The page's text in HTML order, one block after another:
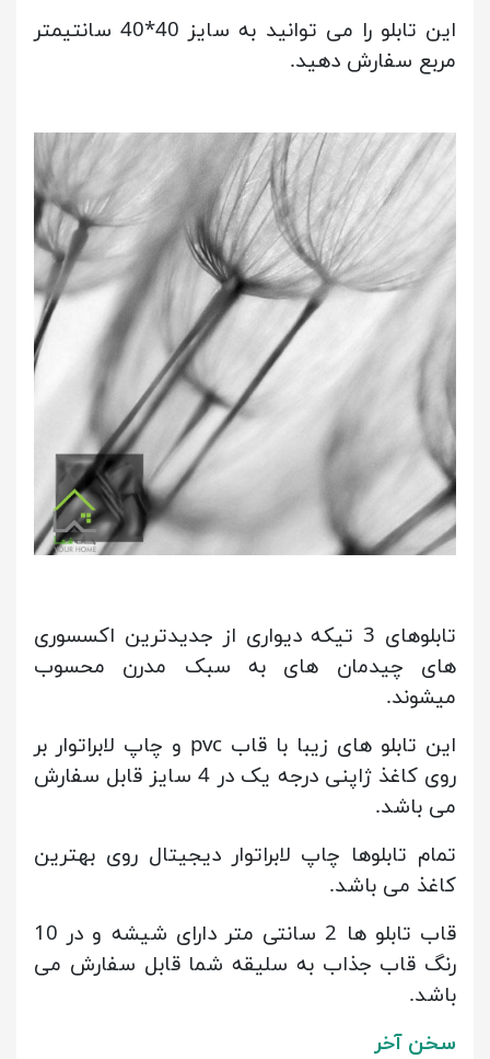
این تابلو را می توانید به سایز 40*40 سانتیمتر
مربع سفارش دهید.
تابلوهای 3 تیکه دیواری از جدیدترین اکسسوری
های چیدمان های به سبک مدرن محسوب
میشوند.
این تابلو های زیبا با قاب pvc و چاپ لابراتوار بر
روی کاغذ ژاپنی درجه یک در 4 سایز قابل سفارش
می باشد.
تمام تابلوها چاپ لابراتوار دیجیتال روی بهترین
کاغذ می باشد.
قاب تابلو ها 2 سانتی متر دارای شیشه و در 10
رنگ قاب جذاب به سلیقه شما قابل سفارش می
باشد.
سخن آخر